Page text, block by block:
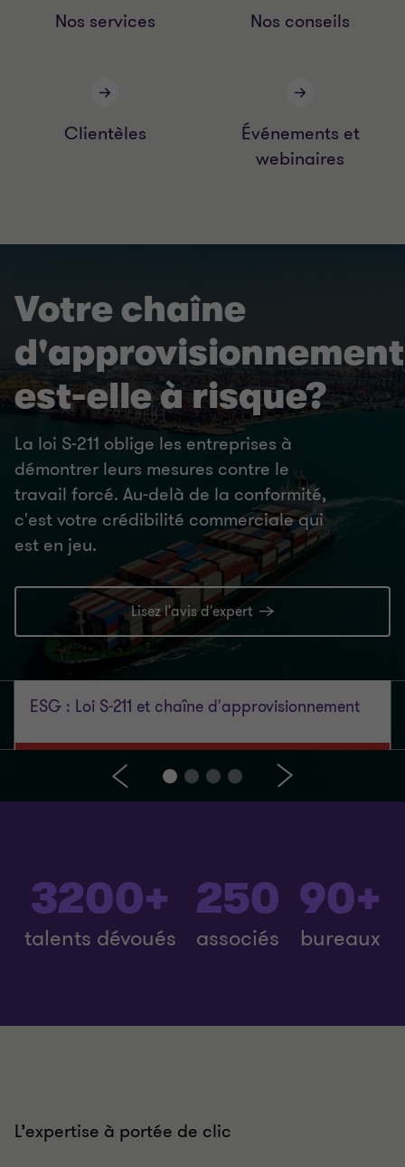
Nos services Nos conseils
Clientèles
Événements et
webinaires
Votre chaîne
d'approvisionnement
est-elle à risque?
La loi S-211 oblige les entreprises à
démontrer leurs mesures contre le
travail forcé. Au-delà de la conformité,
c'est votre crédibilité commerciale qui
est en jeu.
Lisez l'avis d'expert
ESG : Loi S-211 et chaîne d'approvisionnement
3200+
talents dévoués
250
associés
90+
bureaux
L’expertise à portée de clic